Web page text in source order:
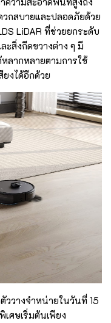
กสบายและปลอดภัยด้วย
LiDAR ที่ช่วยยกระดับ
สิ่งกีดขวางต่าง ๆ มี
ลากหลายตามการใช้
งได้อีกด้วย
ตัววางจำหน่ายในวันที่ 15
ศษเริ่มต้นเพียง